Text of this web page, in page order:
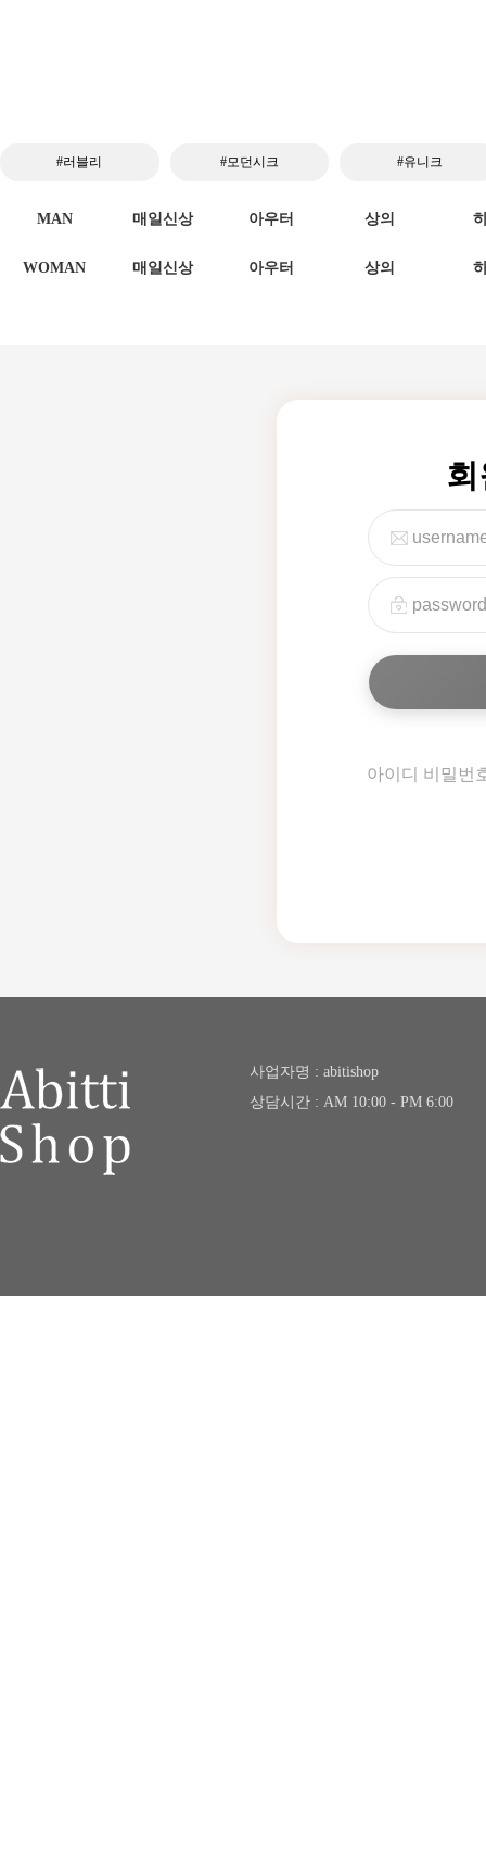
#러블리 #모던시크 #유니크
MAN 매일신상 아우터 상의
WOMAN 매일신상 아우터 상의
아이디 비밀번
사업자명 : abitishop
상담시간 : AM 10:00 - PM 6:00